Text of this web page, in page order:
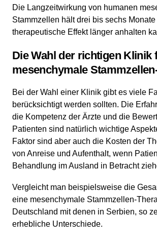
Die Langzeitwirkung von humanen
Stammzellen hält drei bis sechs
therapeutische Effekt länger anhalten
Die Wahl der richtigen Klinik
mesenchymale
Bei der Wahl einer Klinik gibt es viele
berücksichtigt werden sollten. Die
die Kompetenz der Ärzte und die
Patienten sind natürlich wichtige
Faktor sind aber auch die Kosten der
von Anreise und Aufenthalt, wenn
Behandlung im Ausland in Betracht
Vergleicht man beispielsweise die
eine mesenchymale Stammzellen-
Deutschland mit denen in Serbien, so
erhebliche Unterschiede.